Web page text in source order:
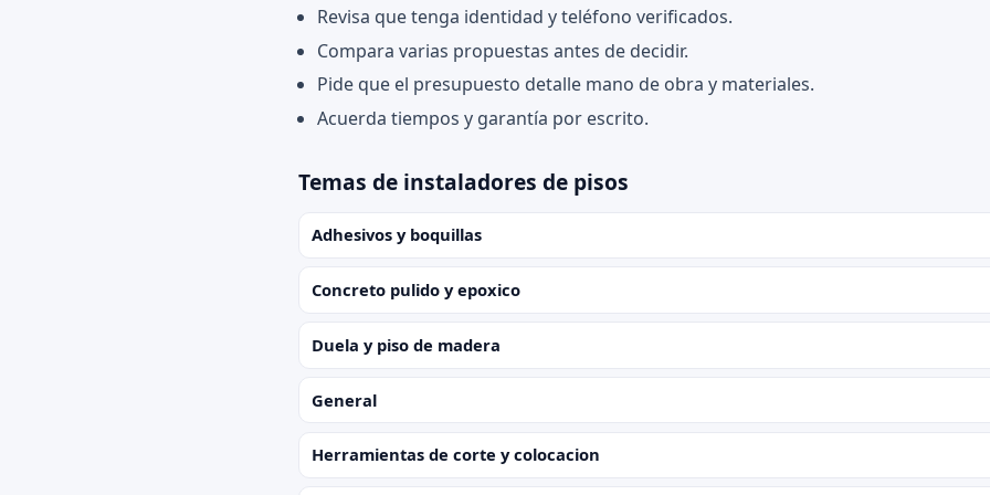
Revisa que tenga identidad y teléfono verificados.
Compara varias propuestas antes de decidir.
Pide que el presupuesto detalle mano de obra y materiales.
Acuerda tiempos y garantía por escrito.
Temas de instaladores de pisos
Adhesivos y boquillas
Concreto pulido y epoxico
Duela y piso de madera
General
Herramientas de corte y colocacion